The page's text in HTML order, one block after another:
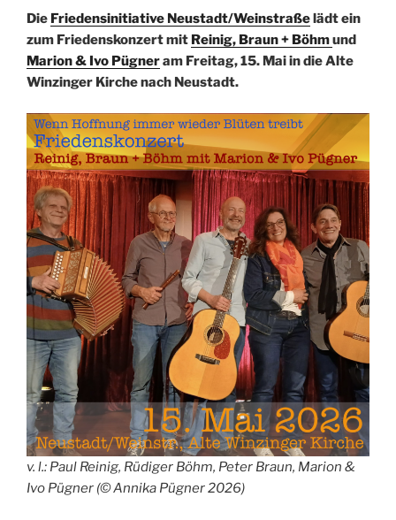
Die Friedensinitiative Neustadt/Weinstraße lädt ein
zum Friedenskonzert mit Reinig, Braun + Böhmund
Marion & Ivo Pügneram Freitag, 15. Mai in die Alte
Winzinger Kirche nach Neustadt.
v. l.: Paul Reinig, Rüdiger Böhm, Peter Braun, Marion &
Ivo Pügner (© Annika Pügner 2026)